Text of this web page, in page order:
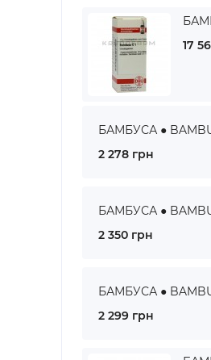
17
БАМБУСА ●
2 278 грн
БАМБУСА ●
2 350 грн
БАМБУСА ●
2 299 грн